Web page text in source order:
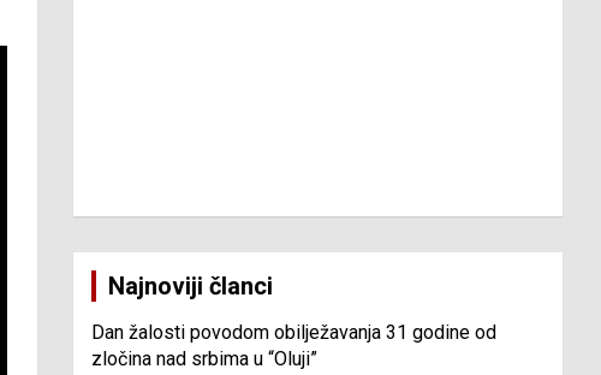
Najnoviji članci
Dan žalosti povodom obilježavanja 31 godine od
zločina nad srbima u “Oluji”